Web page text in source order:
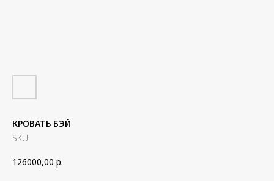
КРОВАТЬ БЭЙ
SKU:
126000,00 р.